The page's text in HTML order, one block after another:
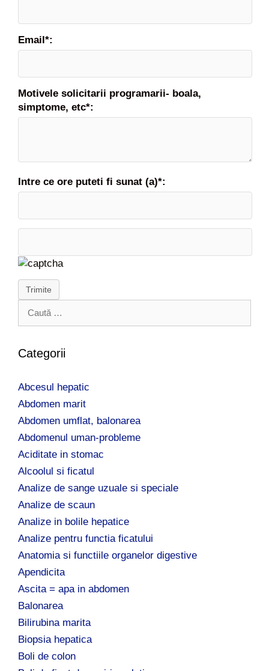
Email*:
Motivele solicitarii programarii- boala,
simptome, etc*:
Intre ce ore puteti fi sunat (a)*:
Trimite
t
u
p
ă
:
Categorii
Abcesul hepatic
Abdomen marit
Abdomen umflat, balonarea
Abdomenul uman-probleme
Aciditate in stomac
Alcoolul si ficatul
Analize de sange uzuale si speciale
Analize de scaun
Analize in bolile hepatice
Analize pentru functia ficatului
Anatomia si functiile organelor digestive
Apendicita
Ascita = apa in abdomen
Balonarea
Bilirubina marita
Biopsia hepatica
Boli de colon